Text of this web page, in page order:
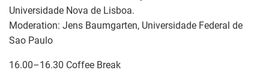
Universidade Nova de Lisboa.
Moderation: Jens Baumgarten, Universidade Federal de
Sao Paulo
16.00–16.30 Coffee Break